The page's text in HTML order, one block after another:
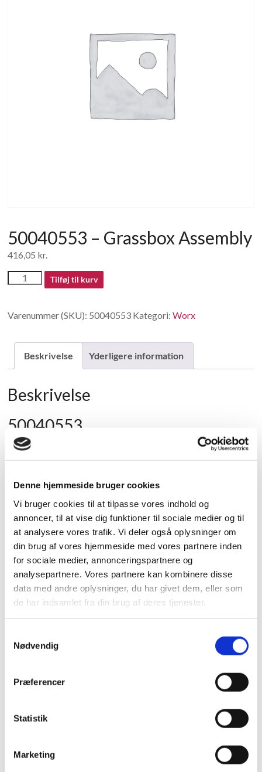
Denne hjemmeside bruger cookies
Vi bruger cookies til at tilpasse vores indhold og
annoncer, til at vise dig funktioner til sociale medier og til
at analysere vores trafik. Vi deler også oplysninger om
din brug af vores hjemmeside med vores partnere inden
for sociale medier, annonceringspartnere og
analysepartnere. Vores partnere kan kombinere disse
data med andre oplysninger, du har givet dem, eller som
de har indsamlet fra din brug af deres tjenester.
Nødvendig
Præferencer
Statistik
Marketing
50040553 – Grassbox Assembly
416,05 kr.
50040553
Assembly
Tilføj til kurv
Varenummer (SKU): 50040553 Kategori:Worx
Beskrivelse Yderligere information
Beskrivelse
50040553
Grassbox Assembly
WORX Garden(Orange) >
Cordless tools > lawn mower >
208 50040553
Grassbox
Assembly
WORX Garden(Orange) >
Cordless tools > lawn mower >
WG734E
208 50040553
Grassbox
Assembly
Relaterede varer